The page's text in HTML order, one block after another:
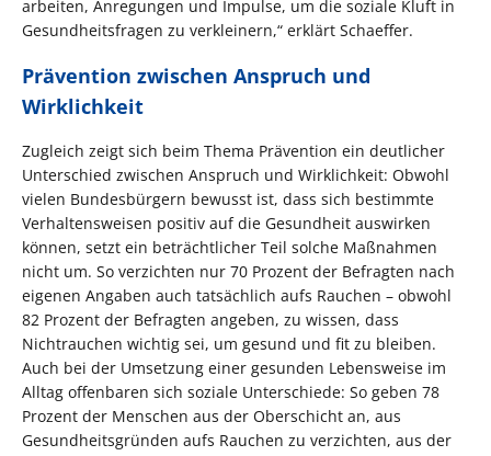
arbeiten, Anregungen und Impulse, um die soziale Kluft in
Gesundheitsfragen zu verkleinern,“ erklärt Schaeffer.
Prävention zwischen Anspruch und
Wirklichkeit
Zugleich zeigt sich beim Thema Prävention ein deutlicher
Unterschied zwischen Anspruch und Wirklichkeit: Obwohl
vielen Bundesbürgern bewusst ist, dass sich bestimmte
Verhaltensweisen positiv auf die Gesundheit auswirken
können, setzt ein beträchtlicher Teil solche Maßnahmen
nicht um. So verzichten nur 70 Prozent der Befragten nach
eigenen Angaben auch tatsächlich aufs Rauchen – obwohl
82 Prozent der Befragten angeben, zu wissen, dass
Nichtrauchen wichtig sei, um gesund und fit zu bleiben.
Auch bei der Umsetzung einer gesunden Lebensweise im
Alltag offenbaren sich soziale Unterschiede: So geben 78
Prozent der Menschen aus der Oberschicht an, aus
Gesundheitsgründen aufs Rauchen zu verzichten, aus der